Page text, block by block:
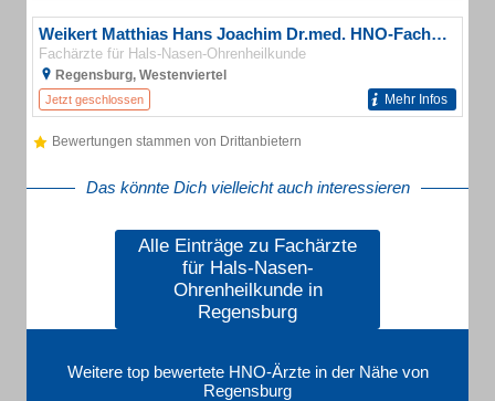
Weikert Matthias Hans Joachim Dr.med. HNO-Facharzt
Fachärzte für Hals-Nasen-Ohrenheilkunde
Regensburg, Westenviertel
Jetzt geschlossen Mehr Infos
Bewertungen stammen von Drittanbietern
Das könnte Dich vielleicht auch interessieren
Alle Einträge zu Fachärzte
für Hals-Nasen-
Ohrenheilkunde in
Regensburg
Weitere top bewertete HNO-Ärzte in der Nähe von
Regensburg